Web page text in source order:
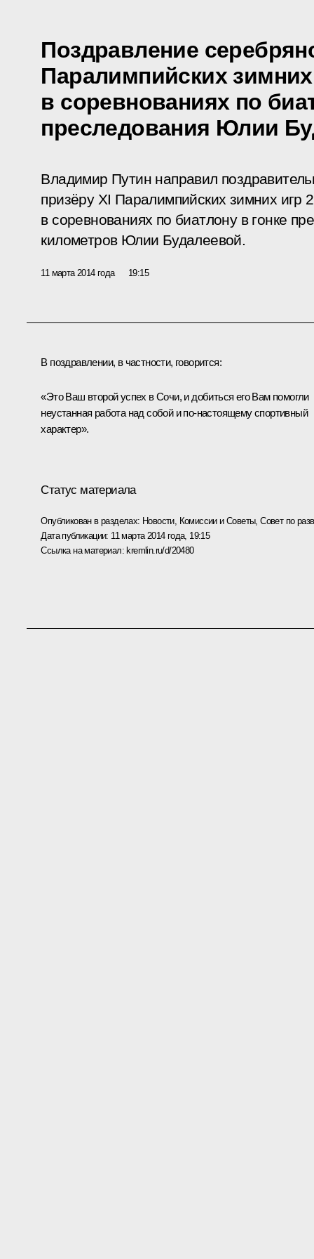
Поздравление
Паралимпийских
в соревнованиях по
преследования Юлии
Владимир Путин направил
призёру XI Паралимпийских зимних игр
в соревнованиях по биатлону в гонке
километров Юлии Будалеевой.
11 марта 2014 года 19:15
В поздравлении, в частности, говорится:
«Это Ваш второй успех в Сочи, и добиться его Вам помогли
неустанная работа над собой и по‑настоящему спортивный
характер».
Статус материала
Опубликован в разделах: Новости, Комиссии и Советы,Совет по
Дата публикации: 11 марта 2014 года, 19:15
Ссылка на материал: kremlin.ru/d/20480